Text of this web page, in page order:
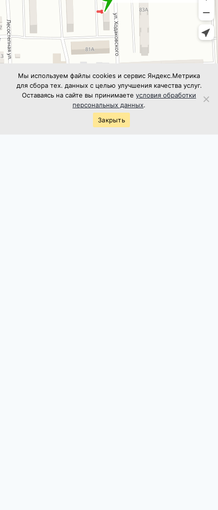
Мы используем файлы cookies и сервис Яндекс.Метрика
для сбора тех. данных с целью улучшения качества услуг.
Оставаясь на сайте вы принимаете условия обработки
персональных данных.
Закрыть